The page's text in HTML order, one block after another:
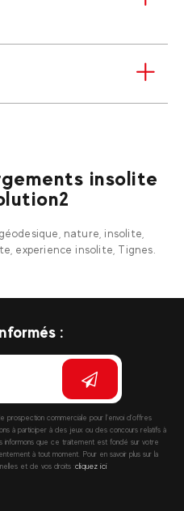
insolite
nature, insolite,
experience insolite, Tignes.
:
prospection commerciale pour l’envoi d’offres
à participer à des jeux ou des concours relatifs à
informons que ce traitement est fondé sur votre
à tout moment. Pour en savoir plus sur la
et de vos droits :cliquez ici